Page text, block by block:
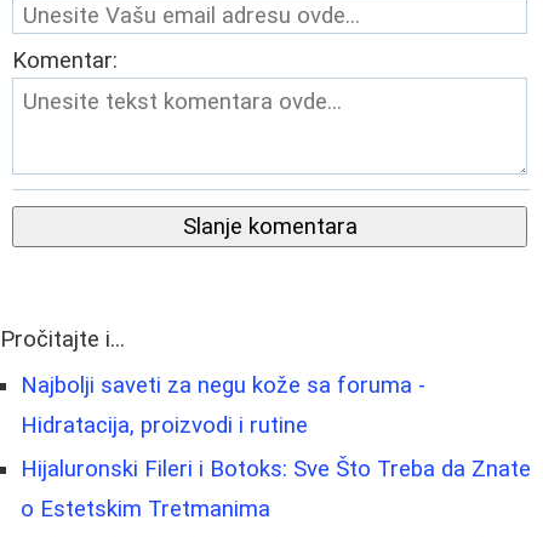
Komentar:
Slanje komentara
Pročitajte i...
Najbolji saveti za negu kože sa foruma -
Hidratacija, proizvodi i rutine
Hijaluronski Fileri i Botoks: Sve Što Treba da Znate
o Estetskim Tretmanima